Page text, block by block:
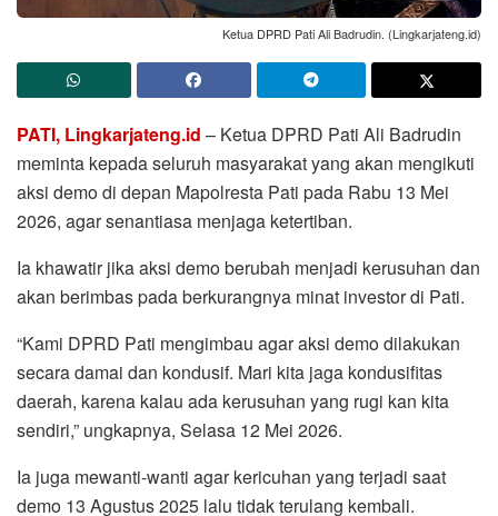
Ketua DPRD Pati Ali Badrudin. (Lingkarjateng.id)
PATI, Lingkarjateng.id – Ketua DPRD Pati Ali Badrudin
meminta kepada seluruh masyarakat yang akan mengikuti
aksi demo di depan Mapolresta Pati pada Rabu 13 Mei
2026, agar senantiasa menjaga ketertiban.
Ia khawatir jika aksi demo berubah menjadi kerusuhan dan
akan berimbas pada berkurangnya minat investor di Pati.
“Kami DPRD Pati mengimbau agar aksi demo dilakukan
secara damai dan kondusif. Mari kita jaga kondusifitas
daerah, karena kalau ada kerusuhan yang rugi kan kita
sendiri,” ungkapnya, Selasa 12 Mei 2026.
Ia juga mewanti-wanti agar kericuhan yang terjadi saat
demo 13 Agustus 2025 lalu tidak terulang kembali.